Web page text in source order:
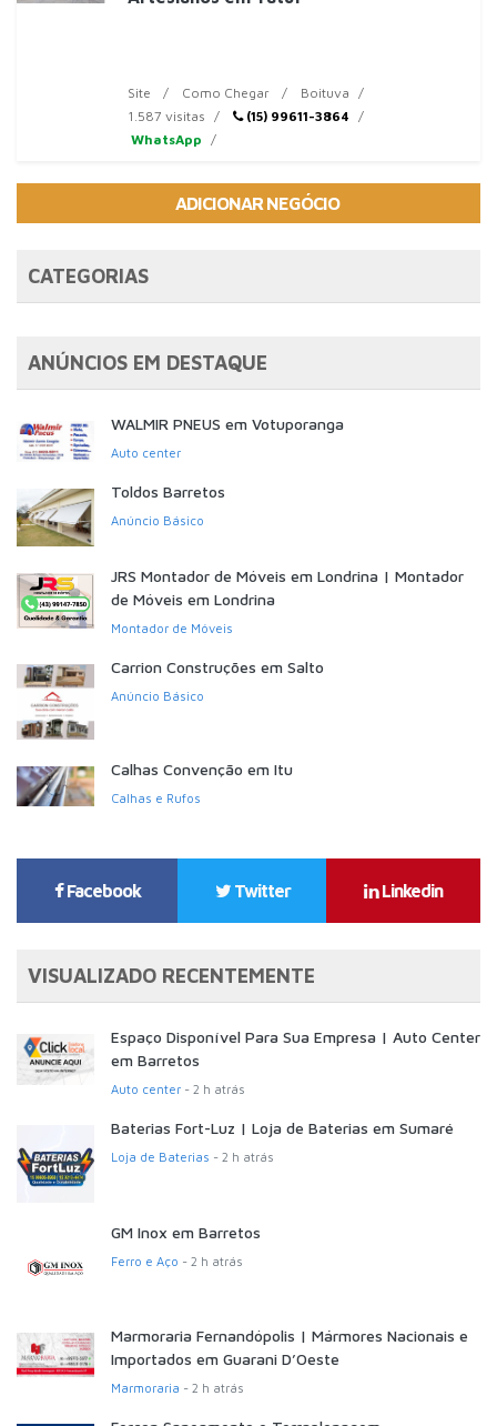
Site Como Chegar
Boituva
1.587 visitas
(15) 99611-3864
WhatsApp
ADICIONAR NEGÓCIO
CATEGORIAS
ANÚNCIOS EM DESTAQUE
WALMIR PNEUS em Votuporanga
Auto center
Toldos Barretos
Anúncio Básico
JRS Montador de Móveis em Londrina | Montador
de Móveis em Londrina
Montador de Móveis
Carrion Construções em Salto
Anúncio Básico
Calhas Convenção em Itu
Calhas e Rufos
Facebook Twitter Linkedin
VISUALIZADO RECENTEMENTE
Espaço Disponível Para Sua Empresa | Auto Center
em Barretos
Auto center- 2 h atrás
Baterias Fort-Luz | Loja de Baterias em Sumaré
Loja de Baterias - 2 h atrás
GM Inox em Barretos
Ferro e Aço - 2 h atrás
Marmoraria Fernandópolis | Mármores Nacionais e
Importados em Guarani D’Oeste
Marmoraria - 2 h atrás